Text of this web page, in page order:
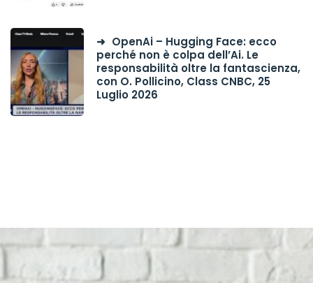
OpenAi – Hugging Face: ecco
perché non è colpa dell’Ai. Le
responsabilità oltre la fantascienza,
con O. Pollicino, Class CNBC, 25
Luglio 2026